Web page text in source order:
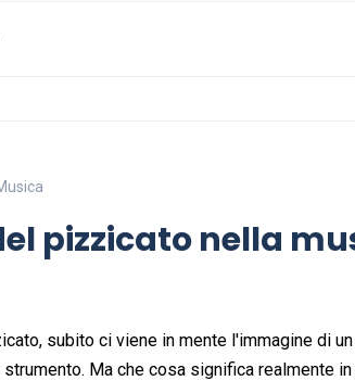
pizzicato nella
subito ci viene in mente l'immagine di
Ma che cosa significa realmente